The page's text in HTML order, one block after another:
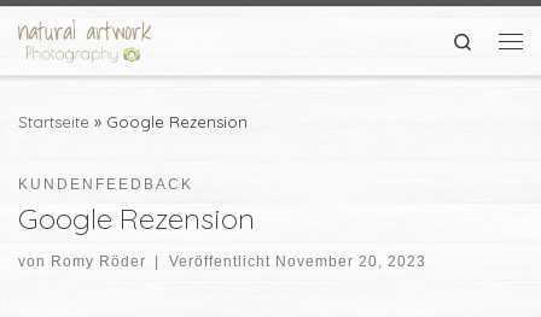
Zum Inhalt springen
Search
Startseite » Google Rezension
KUNDENFEEDBACK
Google Rezension
von Romy Röder | Veröffentlicht November 20, 2023